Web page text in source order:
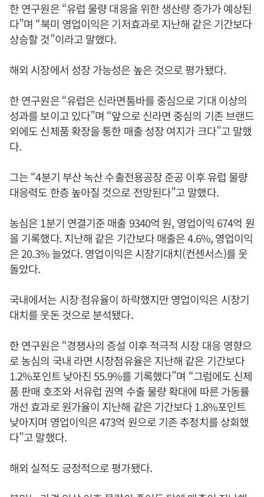
한 연구원은 “유럽 물량 대응을 위한 생산량 증가가 예상된
다”며 “북미 영업이익은 기저효과로 지난해 같은 기간보다
상승할 것”이라고 말했다.
해외 시장에서 성장 가능성은 높은 것으로 평가됐다.
한 연구원은 “유럽은 신라면툼바를 중심으로 기대 이상의
성과를 보이고 있다”며 “앞으로 신라면 중심의 기존 브랜드
외에도 신제품 확장을 통한 매출 성장 여지가 크다”고 말했
다.
그는 “4분기 부산 녹산 수출전용공장 준공 이후 유럽 물량
대응력도 한층 높아질 것으로 전망된다”고 말했다.
농심은 1분기 연결기준 매출 9340억 원, 영업이익 674억 원
을 기록했다. 지난해 같은 기간보다 매출은 4.6%, 영업이익
은 20.3% 늘었다. 영업이익은 시장기대치(컨센서스)를 웃
돌았다.
국내에서는 시장 점유율이 하락했지만 영업이익은 시장기
대치를 웃돈 것으로 분석됐다.
한 연구원은 “경쟁사의 증설 이후 적극적 시장 대응 영향으
로 농심의 국내 라면 시장점유율은 지난해 같은 기간보다
1.2%포인트 낮아진 55.9%를 기록했다”며 “그럼에도 신제
품 판매 호조와 서유럽 권역 수출 물량 확대에 따른 가동률
개선 효과로 원가율이 지난해 같은 기간보다 1.8%포인트
낮아지며 영업이익은 473억 원으로 기존 추정치를 상회했
다”고 말했다.
해외 실적도 긍정적으로 평가됐다.